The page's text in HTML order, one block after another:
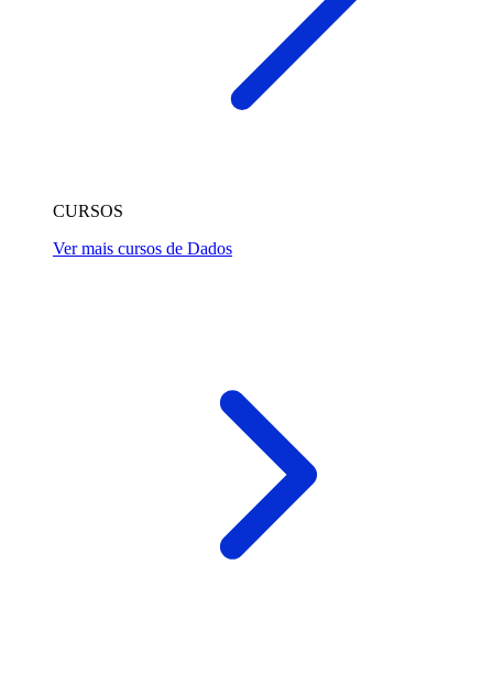
CURSOS
Ver mais cursos de Dados